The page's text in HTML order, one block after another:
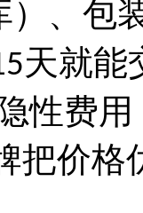
）、包
天就能
性费
把价